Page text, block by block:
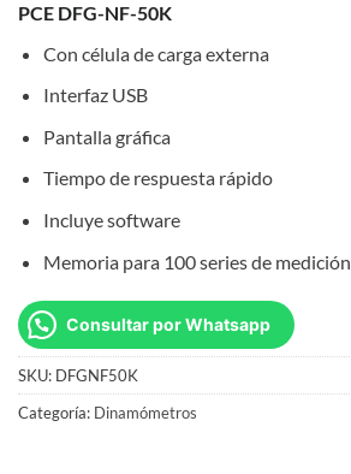
PCE DFG-NF-50K
Con célula de carga externa
Interfaz USB
Pantalla gráfica
Tiempo de respuesta rápido
Incluye software
Memoria para 100 series de medición
Consultar por Whatsapp
SKU: DFGNF50K
Categoría: Dinamómetros